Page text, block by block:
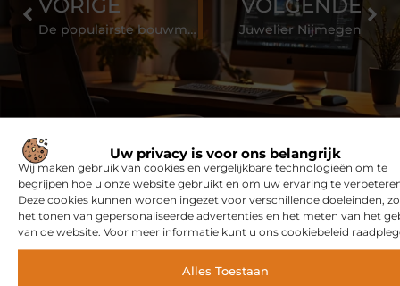
Uw privacy is voor ons belangrijk
Wij maken gebruik van cookies en vergelijkbare technologieën om te
begrijpen hoe u onze website gebruikt en om uw ervaring te
Deze cookies kunnen worden ingezet voor verschillende doeleinden,
het tonen van gepersonaliseerde advertenties en het meten van het
van de website. Voor meer informatie kunt u ons cookiebeleid
Alles Toestaan
Ontdek meer over Safinafanclub.nl
Safinafanclub.nl is dé plek voor uiteenlopende blogs
over diverse onderwerpen. Of je nu op zoek bent naar
inspiratie, je kennis wilt delen of wilt samenwerken, bij
VORIGE
De populairste bouwmaterialen op een rijtje
VOLGENDE
Juwelier Nijmegen